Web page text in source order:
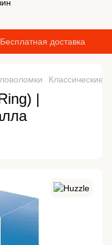
доставка
Классические
|